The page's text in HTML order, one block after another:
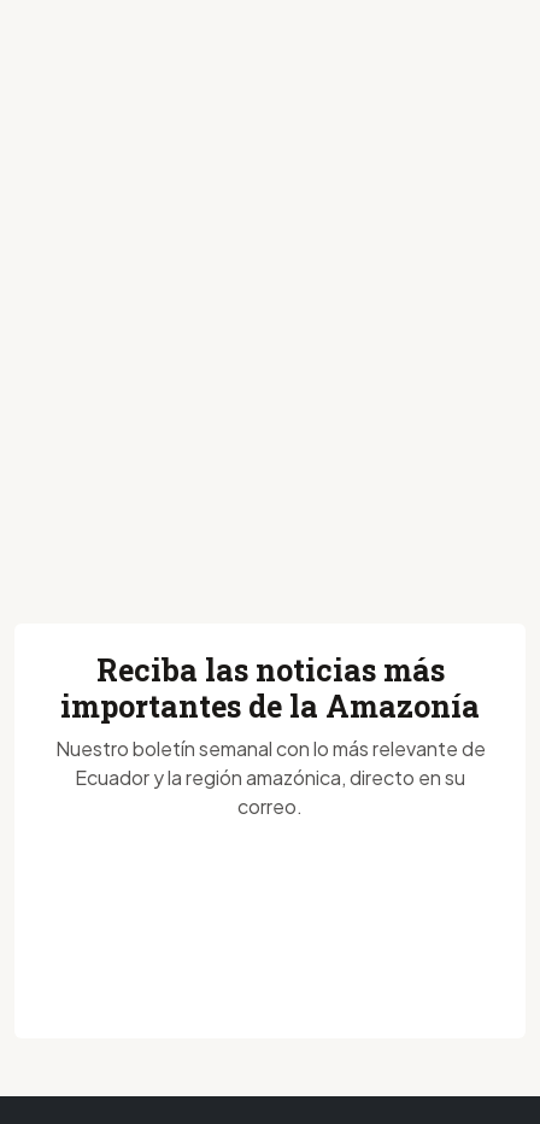
Reciba las noticias más
importantes de la Amazonía
Nuestro boletín semanal con lo más relevante de
Ecuador y la región amazónica, directo en su
correo.